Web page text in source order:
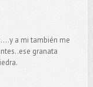
a mi también me
granata